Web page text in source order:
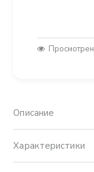
Описание
Характеристики